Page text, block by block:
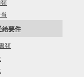
類
給要件
類